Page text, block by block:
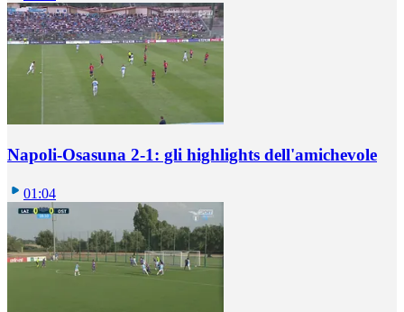
Napoli-Osasuna 2-1: gli highlights dell'amichevole
01:04